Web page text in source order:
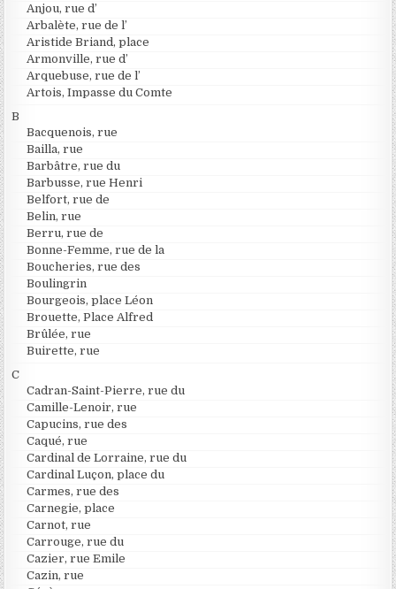
Anjou, rue d’
Arbalète, rue de l’
Aristide Briand, place
Armonville, rue d’
Arquebuse, rue de l’
Artois, Impasse du Comte
B
Bacquenois, rue
Bailla, rue
Barbâtre, rue du
Barbusse, rue Henri
Belfort, rue de
Belin, rue
Berru, rue de
Bonne-Femme, rue de la
Boucheries, rue des
Boulingrin
Bourgeois, place Léon
Brouette, Place Alfred
Brûlée, rue
Buirette, rue
C
Cadran-Saint-Pierre, rue du
Camille-Lenoir, rue
Capucins, rue des
Caqué, rue
Cardinal de Lorraine, rue du
Cardinal Luçon, place du
Carmes, rue des
Carnegie, place
Carnot, rue
Carrouge, rue du
Cazier, rue Emile
Cazin, rue